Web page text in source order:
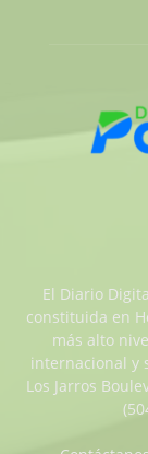
El Diario
constituida en
más alto
internacional y
Los Jarros